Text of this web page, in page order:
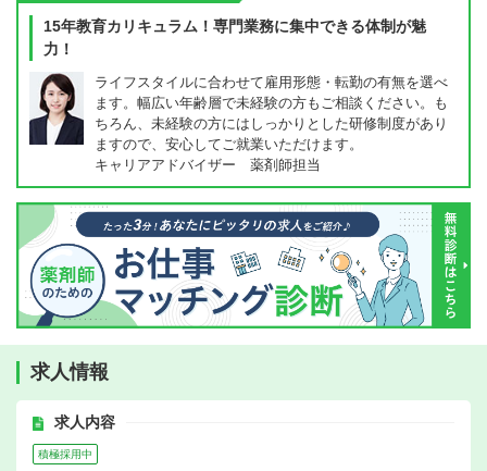
15年教育カリキュラム！専門業務に集中できる体制が魅
力！
ライフスタイルに合わせて雇用形態・転勤の有無を選べ
ます。幅広い年齢層で未経験の方もご相談ください。も
ちろん、未経験の方にはしっかりとした研修制度があり
ますので、安心してご就業いただけます。
キャリアアドバイザー 薬剤師担当
求人情報
求人内容
積極採用中